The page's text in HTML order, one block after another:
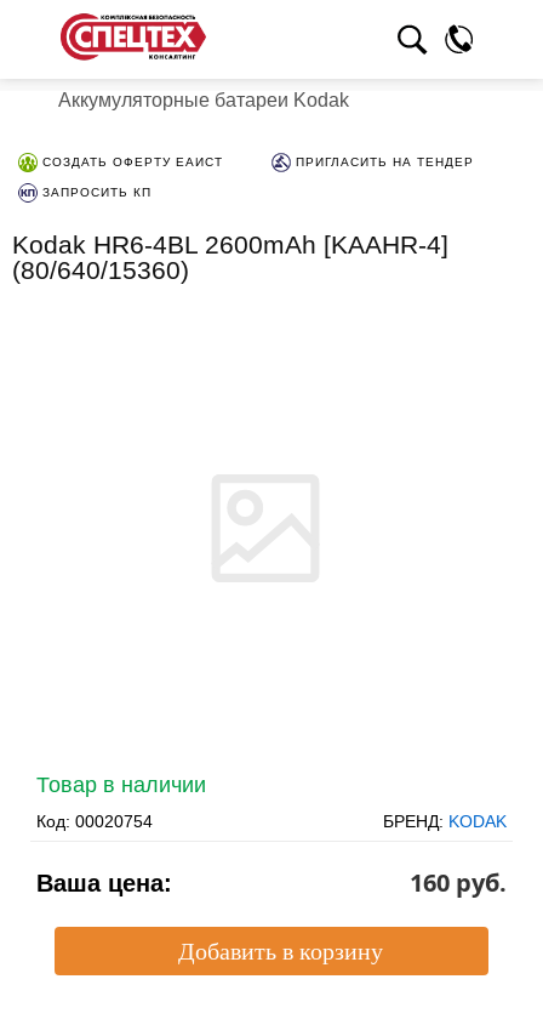
Аккумуляторные батареи Kodak
СОЗДАТЬ ОФЕРТУ ЕАИСТ ПРИГЛАСИТЬ НА ТЕНДЕР
ЗАПРОСИТЬ КП
Kodak HR6-4BL 2600mAh [KAAHR-4]
(80/640/15360)
Товар в наличии
Код: 00020754 БРЕНД: KODAK
Ваша цена: 160 pуб.